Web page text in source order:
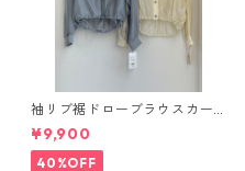
袖リブ裾ドローブラウスカー
ディガン 616947 passione 0
01-2601
¥9,900
40%OFF